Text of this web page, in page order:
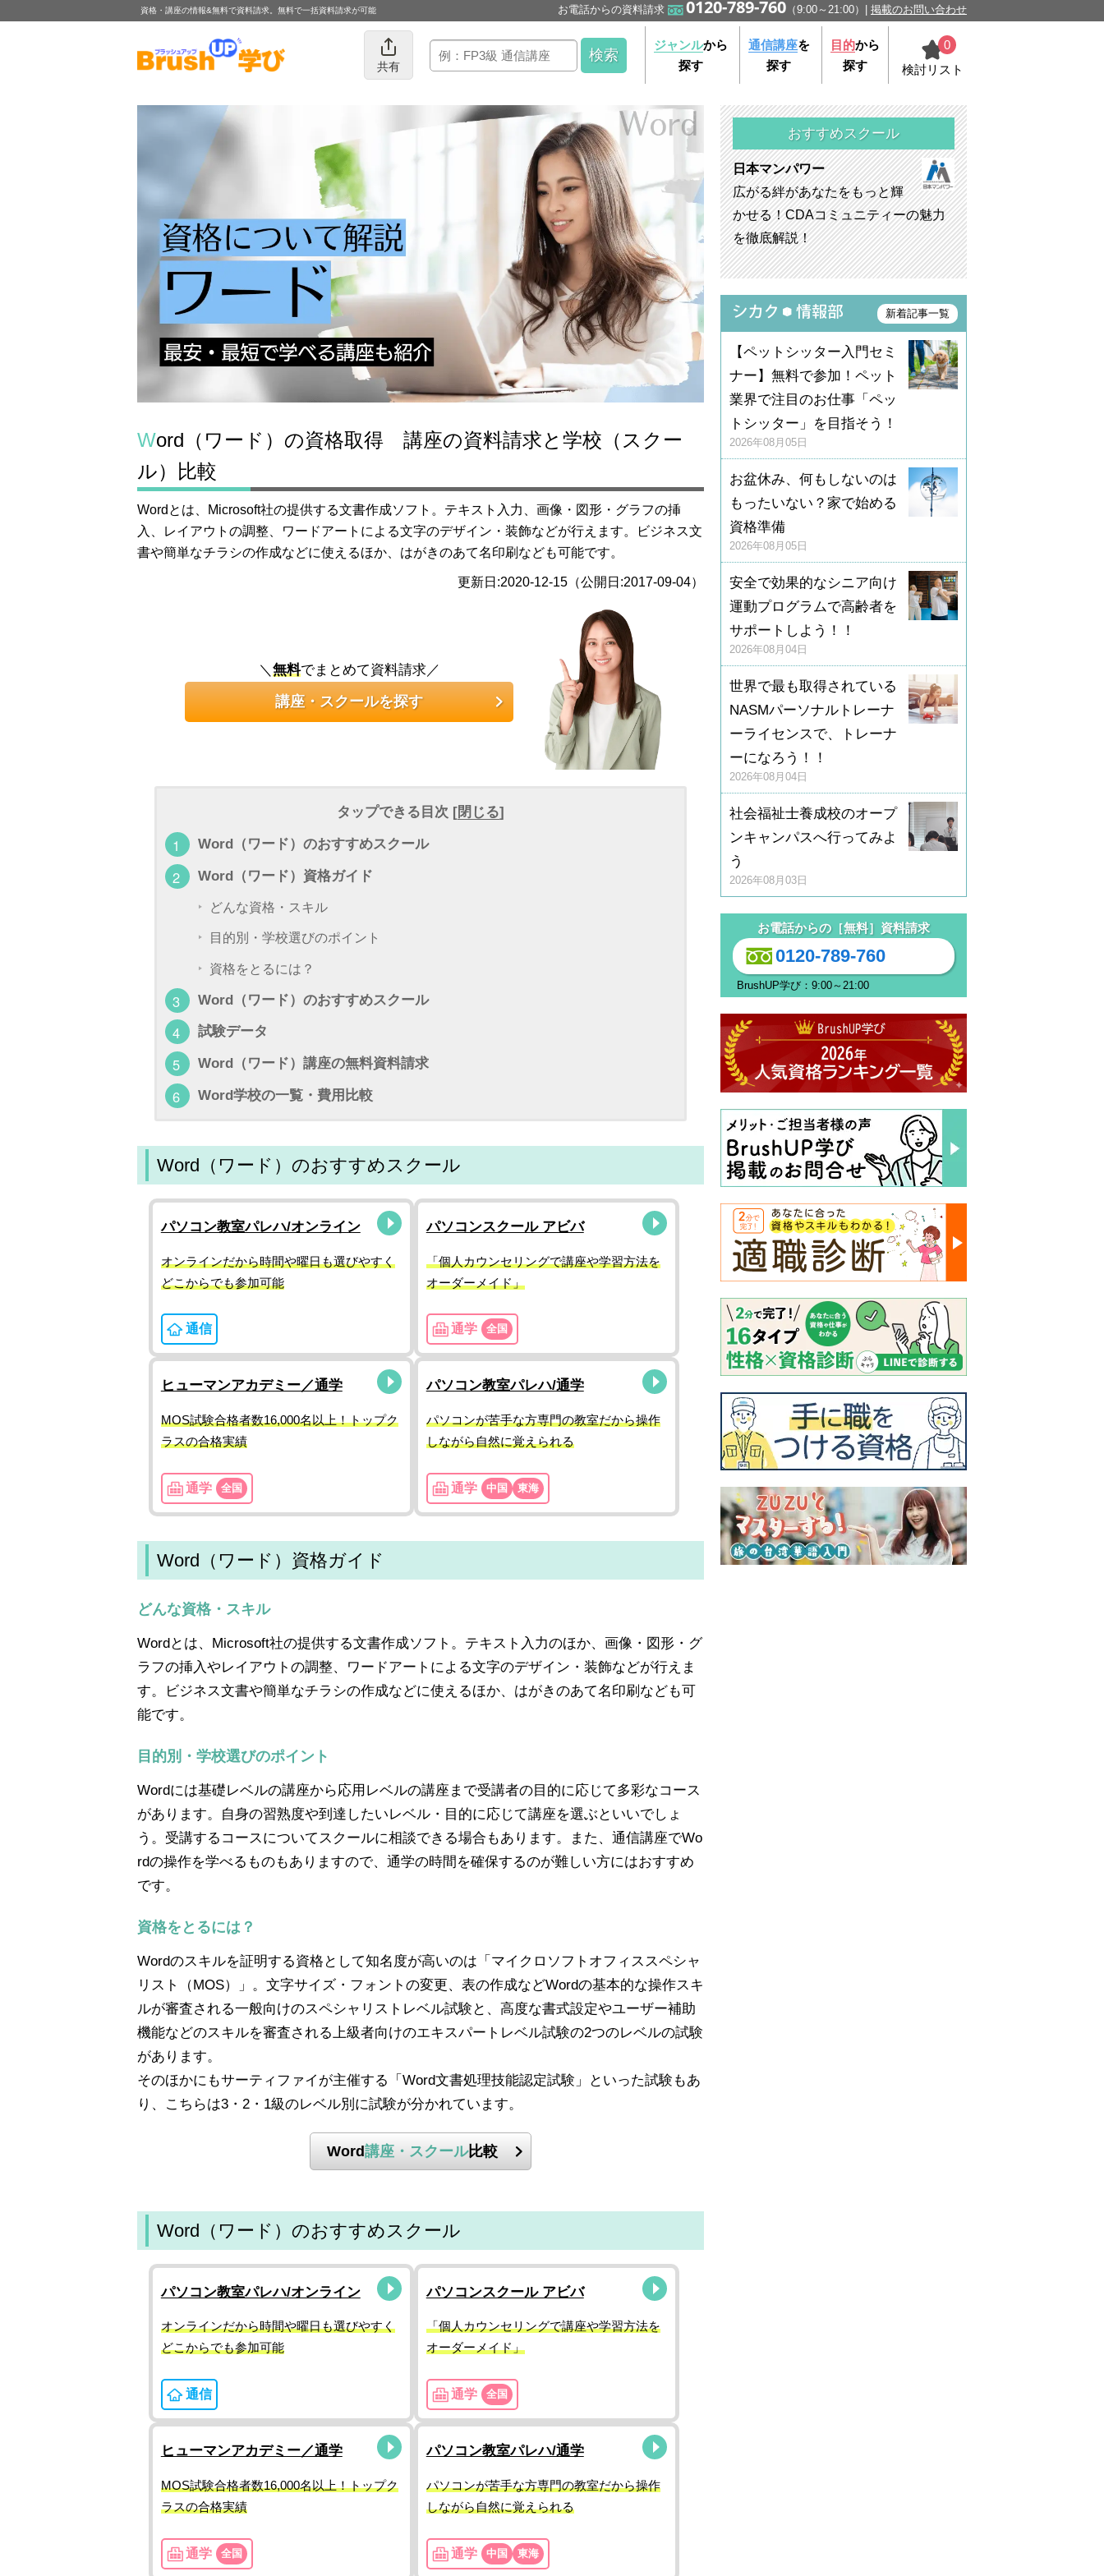
資格・講座の情報&無料で資料請求。無料で一括資料請求が可能 お電話からの資料請求 0120-789-760 （9:00～21:00） 掲載のお問い合わせ
共有
ジャンルから
探す
通信講座を
探す
目的から
探す
0
検討リスト
Word（ワード）の資格取得 講座の資料請求と学校（スクー
ル）比較
Wordとは、Microsoft社の提供する文書作成ソフト。テキスト入力、画像・図形・グラフの挿
入、レイアウトの調整、ワードアートによる文字のデザイン・装飾などが行えます。ビジネス文
書や簡単なチラシの作成などに使えるほか、はがきのあて名印刷なども可能です。
更新日:2020-12-15（公開日:2017-09-04）
＼ 無料でまとめて資料請求／
講座・スクールを探す
タップできる目次 [閉じる]
Word（ワード）のおすすめスクール
Word（ワード）資格ガイド
どんな資格・スキル
目的別・学校選びのポイント
資格をとるには？
Word（ワード）のおすすめスクール
試験データ
Word（ワード）講座の無料資料請求
Word学校の一覧・費用比較
Word（ワード）のおすすめスクール
パソコン教室パレハ/オンライン
オンラインだから時間や曜日も選びやすく
どこからでも参加可能
通信
パソコンスクール アビバ
「個人カウンセリングで講座や学習方法を
オーダーメイド」
通学 全国
ヒューマンアカデミー／通学
MOS試験合格者数16,000名以上！トップク
ラスの合格実績
通学 全国
パソコン教室パレハ/通学
パソコンが苦手な方専門の教室だから操作
しながら自然に覚えられる
通学 中国 東海
Word（ワード）資格ガイド
どんな資格・スキル
Wordとは、Microsoft社の提供する文書作成ソフト。テキスト入力のほか、画像・図形・グ
ラフの挿入やレイアウトの調整、ワードアートによる文字のデザイン・装飾などが行えま
す。ビジネス文書や簡単なチラシの作成などに使えるほか、はがきのあて名印刷なども可
能です。
目的別・学校選びのポイント
Wordには基礎レベルの講座から応用レベルの講座まで受講者の目的に応じて多彩なコース
があります。自身の習熟度や到達したいレベル・目的に応じて講座を選ぶといいでしょ
う。受講するコースについてスクールに相談できる場合もあります。また、通信講座でWo
rdの操作を学べるものもありますので、通学の時間を確保するのが難しい方にはおすすめ
です。
資格をとるには？
Wordのスキルを証明する資格として知名度が高いのは「マイクロソフトオフィススペシャ
リスト（MOS）」。文字サイズ・フォントの変更、表の作成などWordの基本的な操作スキ
ルが審査される一般向けのスペシャリストレベル試験と、高度な書式設定やユーザー補助
機能などのスキルを審査される上級者向けのエキスパートレベル試験の2つのレベルの試験
があります。
そのほかにもサーティファイが主催する「Word文書処理技能認定試験」といった試験もあ
り、こちらは3・2・1級のレベル別に試験が分かれています。
Word講座・スクール比較
Word（ワード）のおすすめスクール
パソコン教室パレハ/オンライン
オンラインだから時間や曜日も選びやすく
どこからでも参加可能
通信
パソコンスクール アビバ
「個人カウンセリングで講座や学習方法を
オーダーメイド」
通学 全国
ヒューマンアカデミー／通学
MOS試験合格者数16,000名以上！トップク
ラスの合格実績
通学 全国
パソコン教室パレハ/通学
パソコンが苦手な方専門の教室だから操作
しながら自然に覚えられる
通学 中国 東海
おすすめスクール
日本マンパワー
広がる絆があなたをもっと輝
かせる！CDAコミュニティーの魅力
を徹底解説！
新着記事一覧
【ペットシッター入門セミ
ナー】無料で参加！ペット
業界で注目のお仕事「ペッ
トシッター」を目指そう！
2026年08月05日
お盆休み、何もしないのは
もったいない？家で始める
資格準備
2026年08月05日
安全で効果的なシニア向け
運動プログラムで高齢者を
サポートしよう！！
2026年08月04日
世界で最も取得されている
NASMパーソナルトレーナ
ーライセンスで、トレーナ
ーになろう！！
2026年08月04日
社会福祉士養成校のオープ
ンキャンパスへ行ってみよ
う
2026年08月03日
お電話からの［無料］資料請求
0120-789-760
BrushUP学び：9:00～21:00